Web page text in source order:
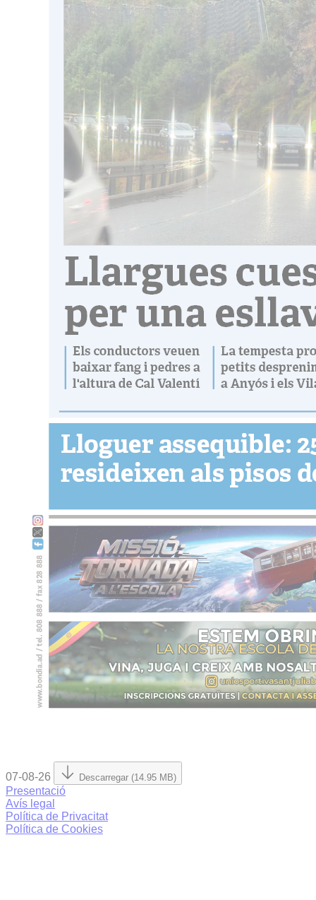
07-08-26 Descarregar (14.95 MB)
Presentació
Avís legal
Política de Privacitat
Política de Cookies